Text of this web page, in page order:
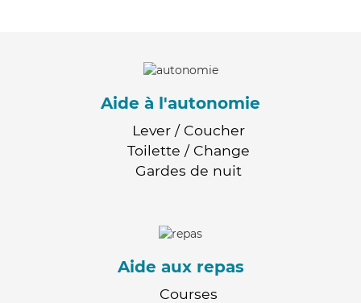
Aide à l'autonomie
Lever / Coucher
Toilette / Change
Gardes de nuit
Aide aux repas
Courses